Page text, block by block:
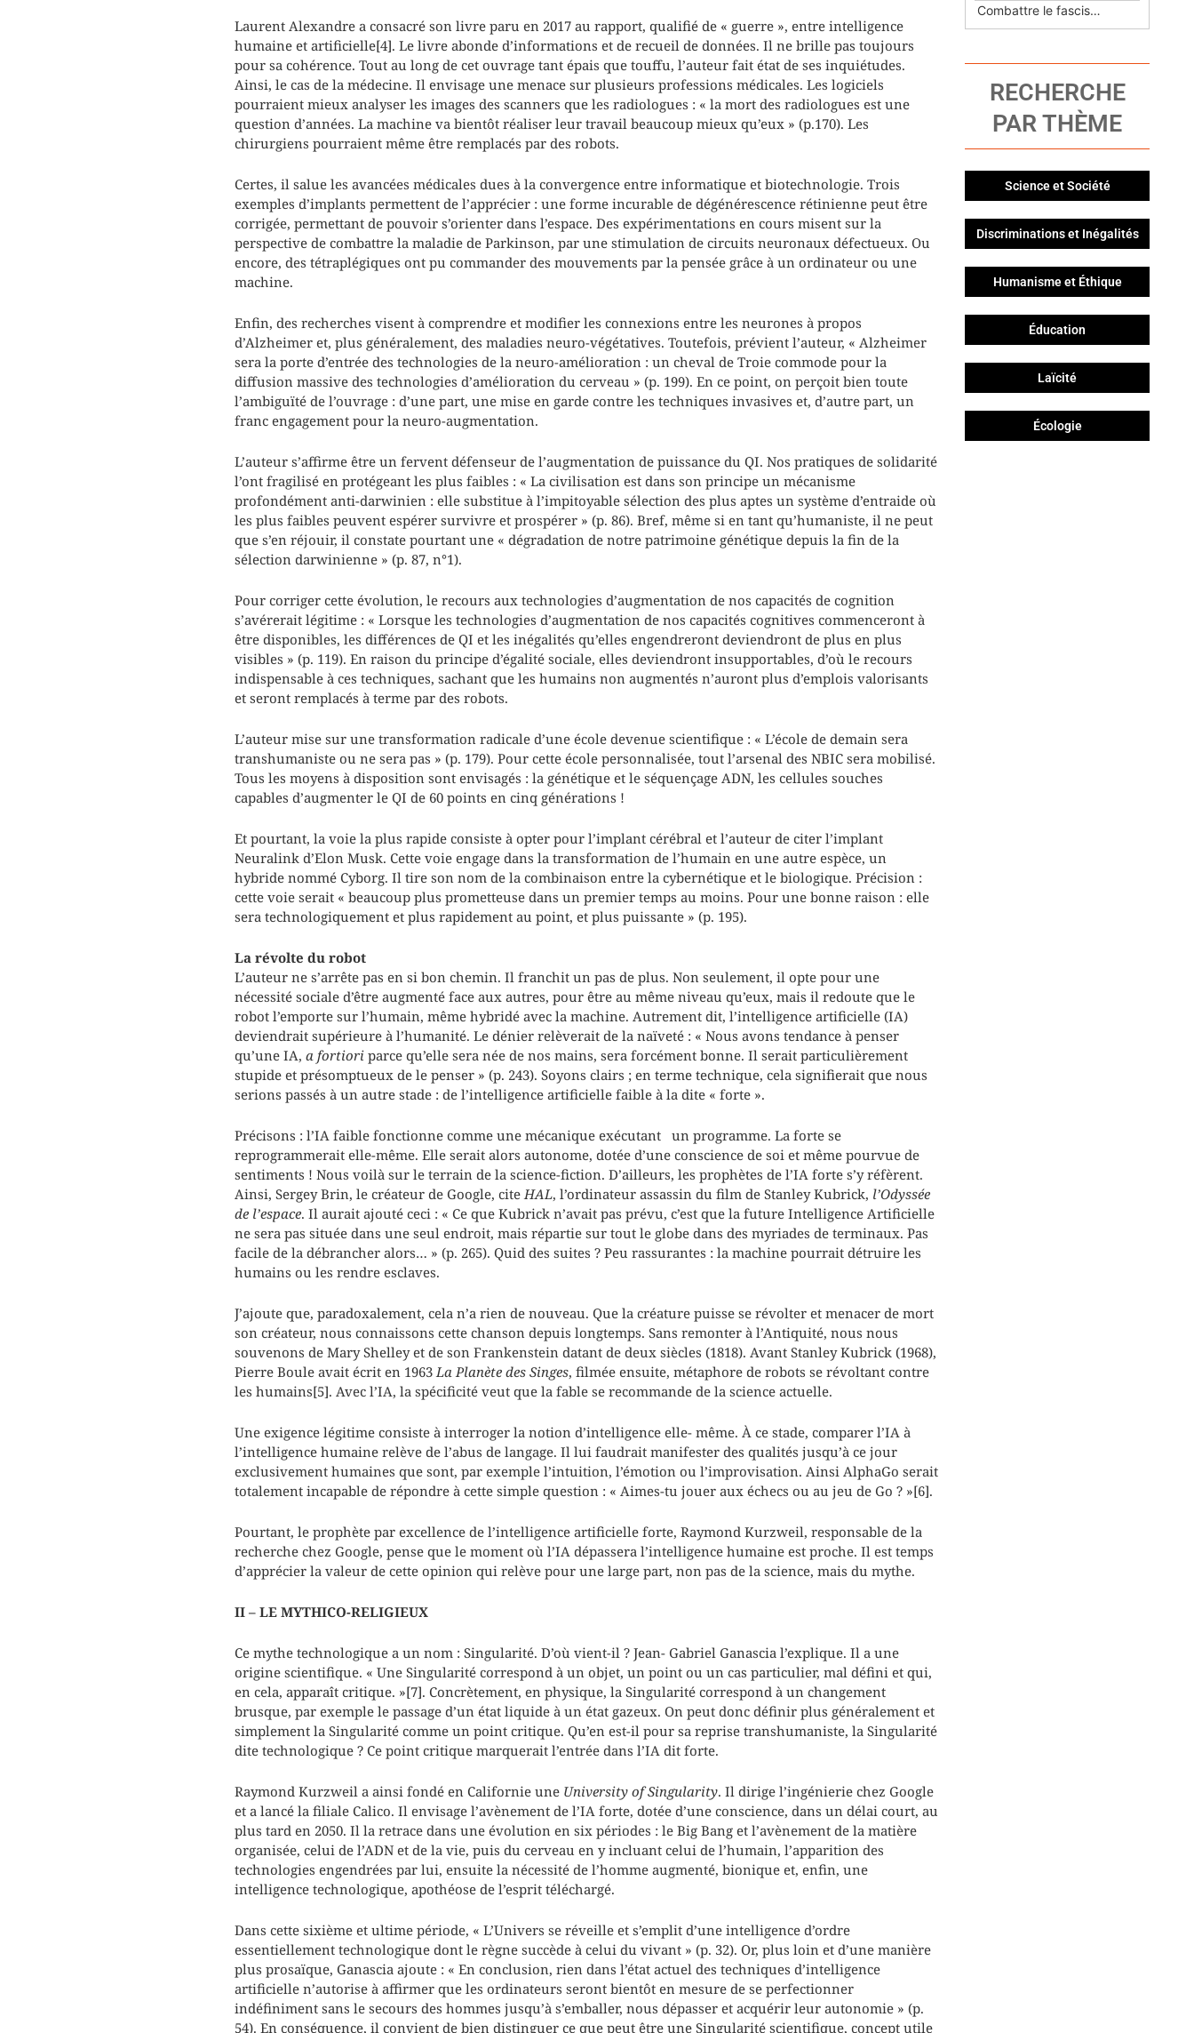
Laurent Alexandre a consacré son livre paru en 2017 au rapport, qualifié de « guerre », entre intelligence
humaine et artificielle[4]. Le livre abonde d’informations et de recueil de données. Il ne brille pas toujours
pour sa cohérence. Tout au long de cet ouvrage tant épais que touffu, l’auteur fait état de ses inquiétudes.
Ainsi, le cas de la médecine. Il envisage une menace sur plusieurs professions médicales. Les logiciels
pourraient mieux analyser les images des scanners que les radiologues : « la mort des radiologues est une
question d’années. La machine va bientôt réaliser leur travail beaucoup mieux qu’eux » (p.170). Les
chirurgiens pourraient même être remplacés par des robots.
Certes, il salue les avancées médicales dues à la convergence entre informatique et biotechnologie. Trois
exemples d’implants permettent de l’apprécier : une forme incurable de dégénérescence rétinienne peut être
corrigée, permettant de pouvoir s’orienter dans l’espace. Des expérimentations en cours misent sur la
perspective de combattre la maladie de Parkinson, par une stimulation de circuits neuronaux défectueux. Ou
encore, des tétraplégiques ont pu commander des mouvements par la pensée grâce à un ordinateur ou une
machine.
Enfin, des recherches visent à comprendre et modifier les connexions entre les neurones à propos
d’Alzheimer et, plus généralement, des maladies neuro-végétatives. Toutefois, prévient l’auteur, « Alzheimer
sera la porte d’entrée des technologies de la neuro-amélioration : un cheval de Troie commode pour la
diffusion massive des technologies d’amélioration du cerveau » (p. 199). En ce point, on perçoit bien toute
l’ambiguïté de l’ouvrage : d’une part, une mise en garde contre les techniques invasives et, d’autre part, un
franc engagement pour la neuro-augmentation.
L’auteur s’affirme être un fervent défenseur de l’augmentation de puissance du QI. Nos pratiques de solidarité
l’ont fragilisé en protégeant les plus faibles : « La civilisation est dans son principe un mécanisme
profondément anti-darwinien : elle substitue à l’impitoyable sélection des plus aptes un système d’entraide où
les plus faibles peuvent espérer survivre et prospérer » (p. 86). Bref, même si en tant qu’humaniste, il ne peut
que s’en réjouir, il constate pourtant une « dégradation de notre patrimoine génétique depuis la fin de la
sélection darwinienne » (p. 87, n°1).
Pour corriger cette évolution, le recours aux technologies d’augmentation de nos capacités de cognition
s’avérerait légitime : « Lorsque les technologies d’augmentation de nos capacités cognitives commenceront à
être disponibles, les différences de QI et les inégalités qu’elles engendreront deviendront de plus en plus
visibles » (p. 119). En raison du principe d’égalité sociale, elles deviendront insupportables, d’où le recours
indispensable à ces techniques, sachant que les humains non augmentés n’auront plus d’emplois valorisants
et seront remplacés à terme par des robots.
L’auteur mise sur une transformation radicale d’une école devenue scientifique : « L’école de demain sera
transhumaniste ou ne sera pas » (p. 179). Pour cette école personnalisée, tout l’arsenal des NBIC sera mobilisé.
Tous les moyens à disposition sont envisagés : la génétique et le séquençage ADN, les cellules souches
capables d’augmenter le QI de 60 points en cinq générations !
Et pourtant, la voie la plus rapide consiste à opter pour l’implant cérébral et l’auteur de citer l’implant
Neuralink d’Elon Musk. Cette voie engage dans la transformation de l’humain en une autre espèce, un
hybride nommé Cyborg. Il tire son nom de la combinaison entre la cybernétique et le biologique. Précision :
cette voie serait « beaucoup plus prometteuse dans un premier temps au moins. Pour une bonne raison : elle
sera technologiquement et plus rapidement au point, et plus puissante » (p. 195).
La révolte du robot
L’auteur ne s’arrête pas en si bon chemin. Il franchit un pas de plus. Non seulement, il opte pour une
nécessité sociale d’être augmenté face aux autres, pour être au même niveau qu’eux, mais il redoute que le
robot l’emporte sur l’humain, même hybridé avec la machine. Autrement dit, l’intelligence artificielle (IA)
deviendrait supérieure à l’humanité. Le dénier relèverait de la naïveté : « Nous avons tendance à penser
qu’une IA, a fortiori parce qu’elle sera née de nos mains, sera forcément bonne. Il serait particulièrement
stupide et présomptueux de le penser » (p. 243). Soyons clairs ; en terme technique, cela signifierait que nous
serions passés à un autre stade : de l’intelligence artificielle faible à la dite « forte ».
Précisons : l’IA faible fonctionne comme une mécanique exécutant un programme. La forte se
reprogrammerait elle-même. Elle serait alors autonome, dotée d’une conscience de soi et même pourvue de
sentiments ! Nous voilà sur le terrain de la science-fiction. D’ailleurs, les prophètes de l’IA forte s’y réfèrent.
Ainsi, Sergey Brin, le créateur de Google, cite HAL, l’ordinateur assassin du film de Stanley Kubrick, l’Odyssée
de l’espace. Il aurait ajouté ceci : « Ce que Kubrick n’avait pas prévu, c’est que la future Intelligence Artificielle
ne sera pas située dans une seul endroit, mais répartie sur tout le globe dans des myriades de terminaux. Pas
facile de la débrancher alors… » (p. 265). Quid des suites ? Peu rassurantes : la machine pourrait détruire les
humains ou les rendre esclaves.
J’ajoute que, paradoxalement, cela n’a rien de nouveau. Que la créature puisse se révolter et menacer de mort
son créateur, nous connaissons cette chanson depuis longtemps. Sans remonter à l’Antiquité, nous nous
souvenons de Mary Shelley et de son Frankenstein datant de deux siècles (1818). Avant Stanley Kubrick (1968),
Pierre Boule avait écrit en 1963 La Planète des Singes, filmée ensuite, métaphore de robots se révoltant contre
les humains[5]. Avec l’IA, la spécificité veut que la fable se recommande de la science actuelle.
Une exigence légitime consiste à interroger la notion d’intelligence elle- même. À ce stade, comparer l’IA à
l’intelligence humaine relève de l’abus de langage. Il lui faudrait manifester des qualités jusqu’à ce jour
exclusivement humaines que sont, par exemple l’intuition, l’émotion ou l’improvisation. Ainsi AlphaGo serait
totalement incapable de répondre à cette simple question : « Aimes-tu jouer aux échecs ou au jeu de Go ? »[6].
Pourtant, le prophète par excellence de l’intelligence artificielle forte, Raymond Kurzweil, responsable de la
recherche chez Google, pense que le moment où l’IA dépassera l’intelligence humaine est proche. Il est temps
d’apprécier la valeur de cette opinion qui relève pour une large part, non pas de la science, mais du mythe.
II – LE MYTHICO-RELIGIEUX
Ce mythe technologique a un nom : Singularité. D’où vient-il ? Jean- Gabriel Ganascia l’explique. Il a une
origine scientifique. « Une Singularité correspond à un objet, un point ou un cas particulier, mal défini et qui,
en cela, apparaît critique. »[7]. Concrètement, en physique, la Singularité correspond à un changement
brusque, par exemple le passage d’un état liquide à un état gazeux. On peut donc définir plus généralement et
simplement la Singularité comme un point critique. Qu’en est-il pour sa reprise transhumaniste, la Singularité
dite technologique ? Ce point critique marquerait l’entrée dans l’IA dit forte.
Raymond Kurzweil a ainsi fondé en Californie une University of Singularity. Il dirige l’ingénierie chez Google
et a lancé la filiale Calico. Il envisage l’avènement de l’IA forte, dotée d’une conscience, dans un délai court, au
plus tard en 2050. Il la retrace dans une évolution en six périodes : le Big Bang et l’avènement de la matière
organisée, celui de l’ADN et de la vie, puis du cerveau en y incluant celui de l’humain, l’apparition des
technologies engendrées par lui, ensuite la nécessité de l’homme augmenté, bionique et, enfin, une
intelligence technologique, apothéose de l’esprit téléchargé.
Dans cette sixième et ultime période, « L’Univers se réveille et s’emplit d’une intelligence d’ordre
essentiellement technologique dont le règne succède à celui du vivant » (p. 32). Or, plus loin et d’une manière
plus prosaïque, Ganascia ajoute : « En conclusion, rien dans l’état actuel des techniques d’intelligence
artificielle n’autorise à affirmer que les ordinateurs seront bientôt en mesure de se perfectionner
indéfiniment sans le secours des hommes jusqu’à s’emballer, nous dépasser et acquérir leur autonomie » (p.
54). En conséquence, il convient de bien distinguer ce que peut être une Singularité scientifique, concept utile
Combattre le fascisme avec Pasolini
RECHERCHE
PAR THÈME
Science et Société
Discriminations et Inégalités
Humanisme et Éthique
Éducation
Laïcité
Écologie